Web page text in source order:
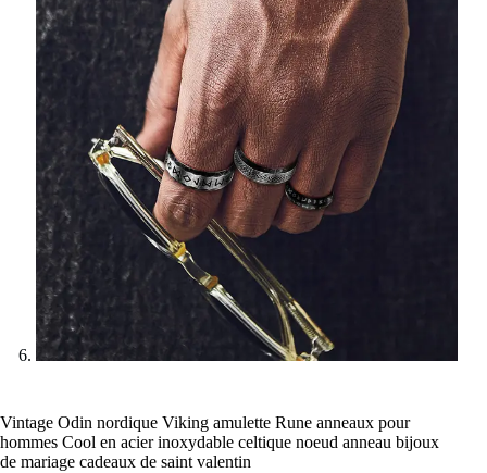
Vintage Odin nordique Viking amulette Rune anneaux pour
hommes Cool en acier inoxydable celtique noeud anneau bijoux
de mariage cadeaux de saint valentin